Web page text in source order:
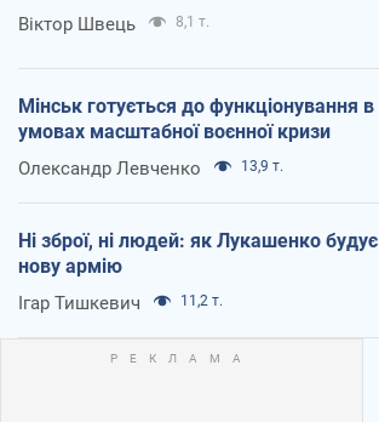
Віктор Швець 8,1 т.
Мінськ готується до функціонування в
умовах масштабної воєнної кризи
Олександр Левченко 13,9 т.
Ні зброї, ні людей: як Лукашенко будує
нову армію
Ігар Тишкевич 11,2 т.